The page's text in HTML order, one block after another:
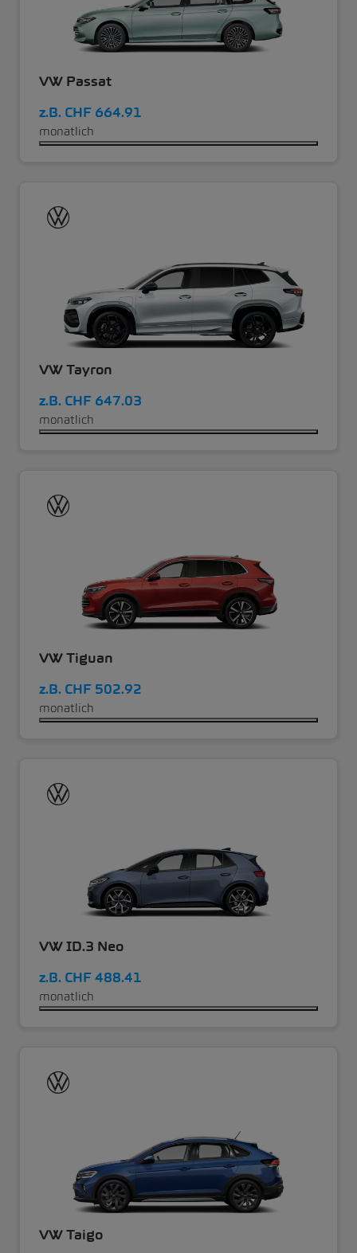
VW Passat
z.B. CHF 664.91
monatlich
VW Tayron
z.B. CHF 647.03
monatlich
VW Tiguan
z.B. CHF 502.92
monatlich
VW ID.3 Neo
z.B. CHF 488.41
monatlich
VW Taigo